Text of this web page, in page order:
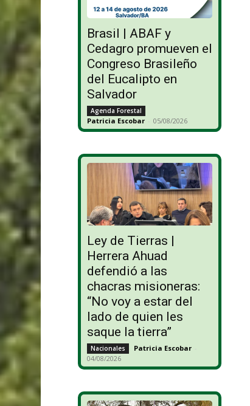
Brasil | ABAF y
Cedagro promueven el
Congreso Brasileño
del Eucalipto en
Salvador
Agenda Forestal
Patricia Escobar - 05/08/2026
Ley de Tierras |
Herrera Ahuad
defendió a las
chacras misioneras:
“No voy a estar del
lado de quien les
saque la tierra”
Nacionales Patricia Escobar -
04/08/2026